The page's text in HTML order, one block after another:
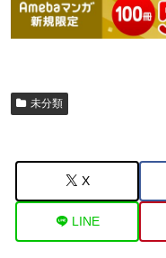
未分類
X
LINE